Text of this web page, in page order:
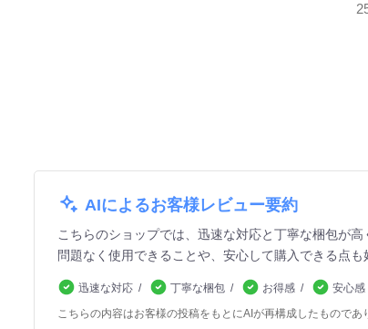
AIによるお客様レビュー要約
こちらのショップでは、迅速な対応と丁寧な梱包が
問題なく使用できることや、安心して購入できる点
迅速な対応 丁寧な梱包 お得感 安心感
こちらの内容はお客様の投稿をもとにAIが再構成したもので